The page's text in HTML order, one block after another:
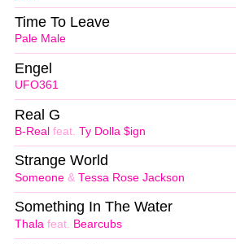
Pale Male
Time To Leave
UFO361
Engel
B-Real feat. Ty Dolla $ign
Real G
Someone & Tessa Rose Jackson
Strange World
Thala feat. Bearcubs
Something In The Water